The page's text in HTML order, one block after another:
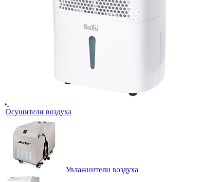
Осушители воздуха
Увлажнители воздуха